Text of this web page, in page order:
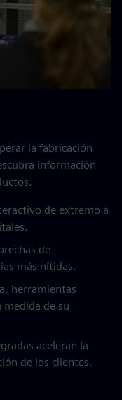
la fabricación
información
de extremo a
de
más nítidas.
herramientas
medida de su
aceleran la
de los clientes.